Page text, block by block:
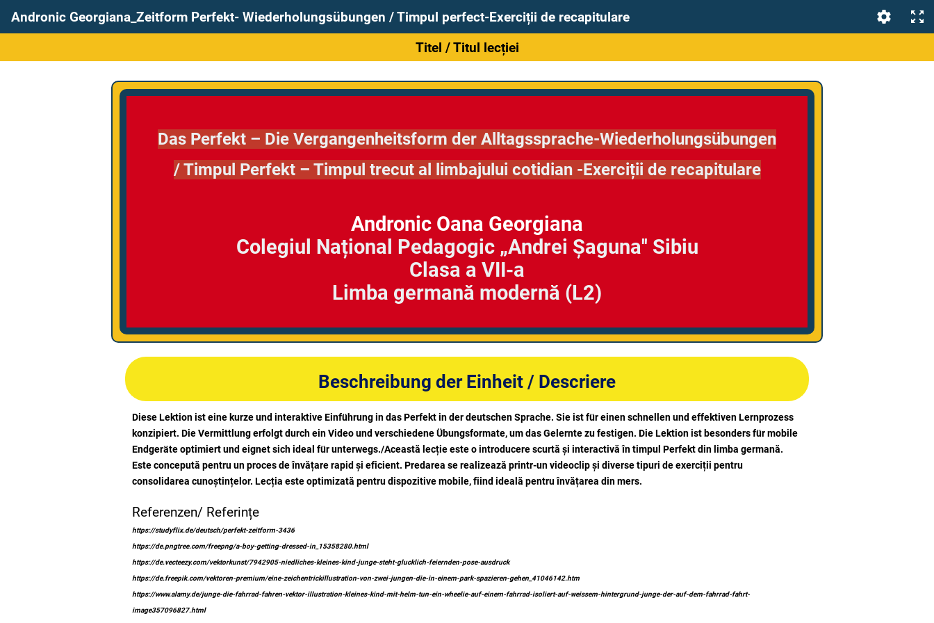
Andronic Georgiana_Zeitform Perfekt- Wiederholungsübungen / Timpul perfect-Exerciții de recapitulare
Titel / Titul lecției
Das Perfekt – Die Vergangenheitsform der Alltagssprache-Wiederholungsübungen
/ Timpul Perfekt – Timpul trecut al limbajului cotidian -Exerciții de recapitulare
Andronic Oana Georgiana
Colegiul Național Pedagogic „Andrei Șaguna'' Sibiu
Clasa a VII-a
Limba germană modernă (L2)
Beschreibung der Einheit / Descriere
Diese Lektion ist eine kurze und interaktive Einführung in das Perfekt in der deutschen Sprache. Sie ist für einen schnellen und effektiven Lernprozess
konzipiert. Die Vermittlung erfolgt durch ein Video und verschiedene Übungsformate, um das Gelernte zu festigen. Die Lektion ist besonders für mobile
Endgeräte optimiert und eignet sich ideal für unterwegs./Această lecție este o introducere scurtă și interactivă în timpul Perfekt din limba germană.
Este concepută pentru un proces de învățare rapid și eficient. Predarea se realizează printr-un videoclip și diverse tipuri de exerciții pentru
consolidarea cunoștințelor. Lecția este optimizată pentru dispozitive mobile, fiind ideală pentru învățarea din mers.
Referenzen/ Referințe
https://studyflix.de/deutsch/perfekt-zeitform-3436
https://de.pngtree.com/freepng/a-boy-getting-dressed-in_15358280.html
https://de.vecteezy.com/vektorkunst/7942905-niedliches-kleines-kind-junge-steht-glucklich-feiernden-pose-ausdruck
https://de.freepik.com/vektoren-premium/eine-zeichentrickillustration-von-zwei-jungen-die-in-einem-park-spazieren-gehen_41046142.htm
https://www.alamy.de/junge-die-fahrrad-fahren-vektor-illustration-kleines-kind-mit-helm-tun-ein-wheelie-auf-einem-fahrrad-isoliert-auf-weissem-hintergrund-junge-der-auf-dem-fahrrad-fahrt-
image357096827.html